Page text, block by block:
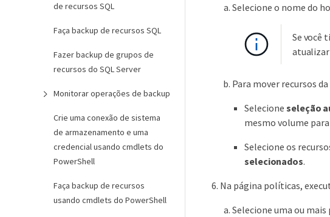
de recursos SQL
Faça backup de recursos SQL
Fazer backup de grupos de
recursos do SQL Server
Monitorar operações de backup
Crie uma conexão de sistema
de armazenamento e uma
credencial usando cmdlets do
PowerShell
Faça backup de recursos
usando cmdlets do PowerShell
Selecione o nome do
Se você
atualizar
Para mover recursos
Selecione seleção
mesmo volume
Selecione os
selecionados.
Na página políticas,
Selecione uma ou